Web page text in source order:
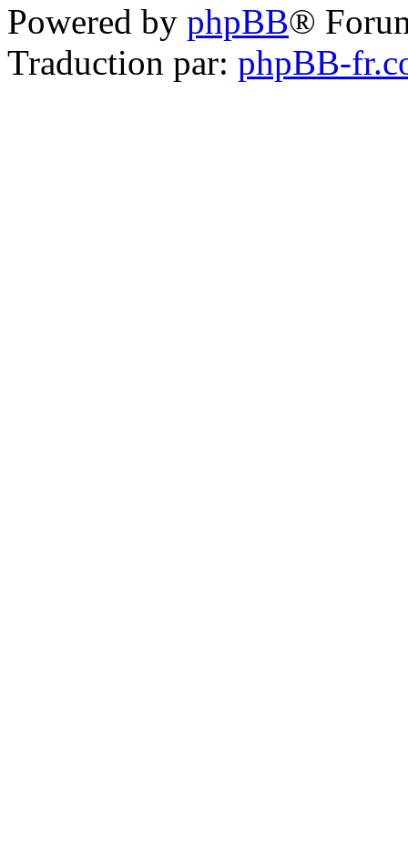
Powered by phpBB®
Traduction par: phpBB-